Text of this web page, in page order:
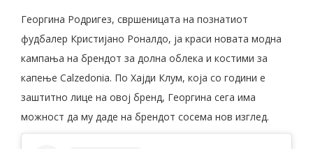
Георгина Родригез, свршеницата на познатиот
фудбалер Кристијано Роналдо, ја краси новата модна
кампања на брендот за долна облека и костими за
капење Calzedonia. По Хајди Клум, која со години е
заштитно лице на овој бренд, Георгина сега има
можност да му даде на брендот сосема нов изглед.